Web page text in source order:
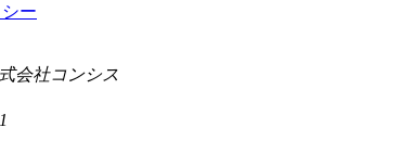
ー
会社コンシス